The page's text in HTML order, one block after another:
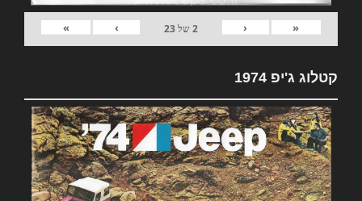
«
‹
2של23
›
»
קטלוג ג'יפ 1974